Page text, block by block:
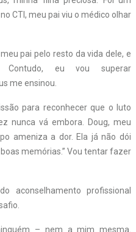
CTI, meu pai viu o médico olhar
pai pelo resto da vida dele, e
eu vou superar
me ensinou.
para reconhecer que o luto
nunca vá embora. Doug, meu
ameniza a dor. Ela já não dói
memórias.” Vou tentar fazer
aconselhamento profissional
– nem a mim mesma.